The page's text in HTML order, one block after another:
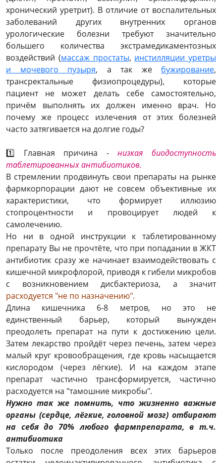
хронический уретрит). В отличие от воспалительных
заболеваний других внутренних органов
урологические болезни требуют значительно
большего количества экстрамедикаментозных
воздействий (массаж простаты, инстилляции уретры
и мочевого пузыря, а так же бужирование,
трансректальные физиопроцедуры), которые
пациент не может делать себе самостоятельно,
причём выполнять их должен именно врач. Но
почему же процесс излечения от этих болезней
часто затягивается на долгие годы?
1️⃣ Главная причина -низкая биодоступность
таблетированных антибиотиков.
В стремлении продвинуть свои препараты на рынке
фармкорпорации дают не совсем объективные их
характеристики, что формирует иллюзию
стопроцентности и провоцирует людей к
самолечению.
Но ни в одной инструкции к таблетированному
препарату Вы не прочтёте, что при попадании в ЖКТ
антибиотик сразу же начинает взаимодействовать с
кишечной микрофлорой, приводя к гибели микробов
с возникновением дисбактериоза, а значит
расходуется "не по назначению".
Длина кишечника 6-8 метров, но это не
единственный барьер, который вынужден
преодолеть препарат на пути к достижению цели.
Затем лекарство пройдёт через печень, затем через
малый круг кровообращения, где кровь насыщается
кислородом (через лёгкие). И на каждом этапе
препарат частично трансформируется, частично
расходуется на "тамошние микробы".
Нужно так же помнить, что жизненно важные
органы (сердце, лёгкие, головной мозг) отбирают
на себя до 70% любого фармпрепарата, в т.ч.
антибиотика
Только после преодоления всех этих барьеров